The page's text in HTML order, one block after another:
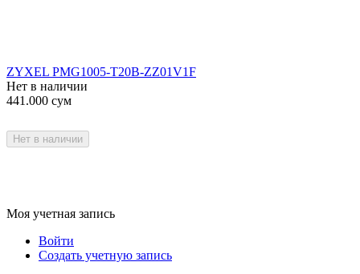
ZYXEL PMG1005-T20B-ZZ01V1F
Нет в наличии
441.000 сум
Нет в наличии
Моя учетная запись
Войти
Создать учетную запись